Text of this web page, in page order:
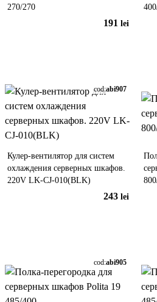
270/270
191 lei
cod:abi907
Кулер-вентилятор для систем
охлаждения серверных шкафов.
220V LK-CJ-010(BLK)
243 lei
cod:abi905